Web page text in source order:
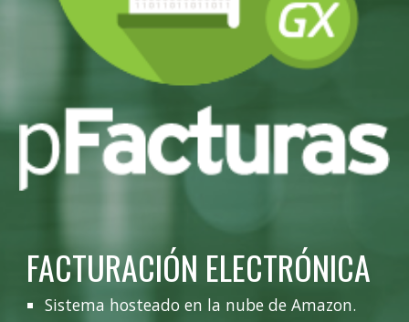
FACTURACIÓN ELECTRÓNICA
Sistema hosteado en la nube de Amazon.